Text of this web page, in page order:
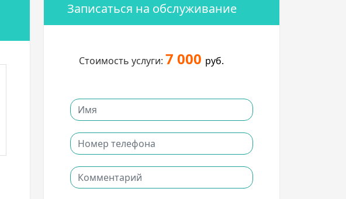
Записаться на обслуживание
Стоимость услуги: 7 000 руб.